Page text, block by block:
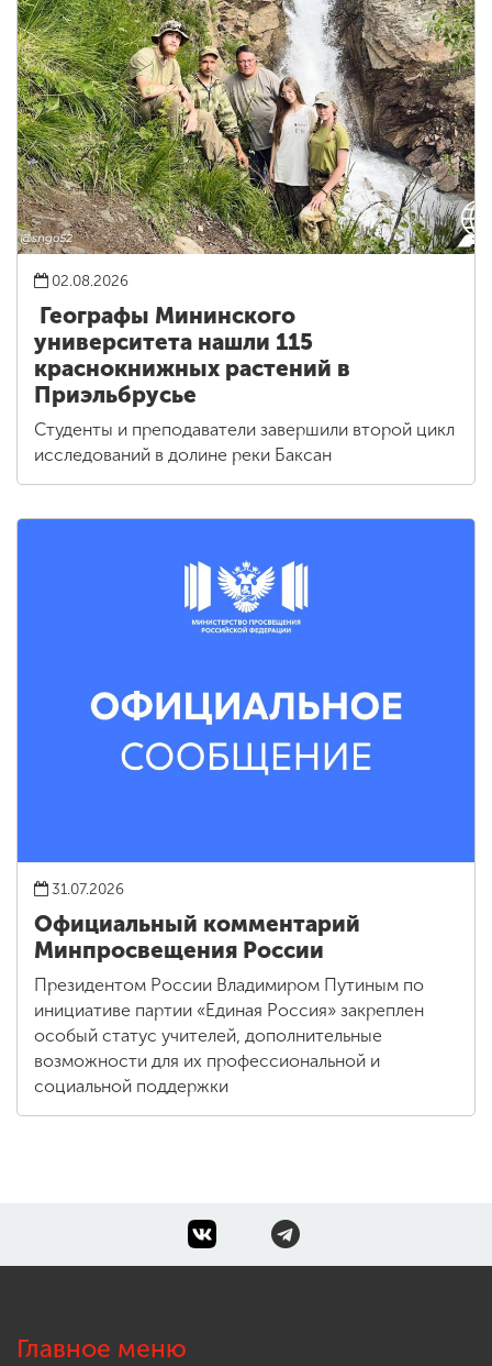
02.08.2026
Географы Мининского
университета нашли 115
краснокнижных растений в
Приэльбрусье
Студенты и преподаватели завершили второй цикл
исследований в долине реки Баксан
31.07.2026
Официальный комментарий
Минпросвещения России
Президентом России Владимиром Путиным по
инициативе партии «Единая Россия» закреплен
особый статус учителей, дополнительные
возможности для их профессиональной и
социальной поддержки
Главное меню